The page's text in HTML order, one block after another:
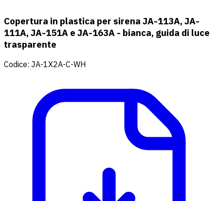
Copertura in plastica per sirena JA-113A, JA-
111A, JA-151A e JA-163A - bianca, guida di luce
trasparente
Codice: JA-1X2A-C-WH